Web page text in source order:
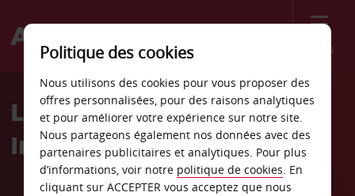
Menu
Welcome
AvisLocation de voiture
Ingolstadt
Politique des cookies
Nous utilisons des cookies pour vous proposer des
offres personnalisées, pour des raisons analytiques
et pour améliorer votre expérience sur notre site.
Nous partageons également nos données avec des
partenaires publicitaires et analytiques. Pour plus
d’informations, voir notre politique de cookies. En
cliquant sur ACCEPTER vous acceptez que nous